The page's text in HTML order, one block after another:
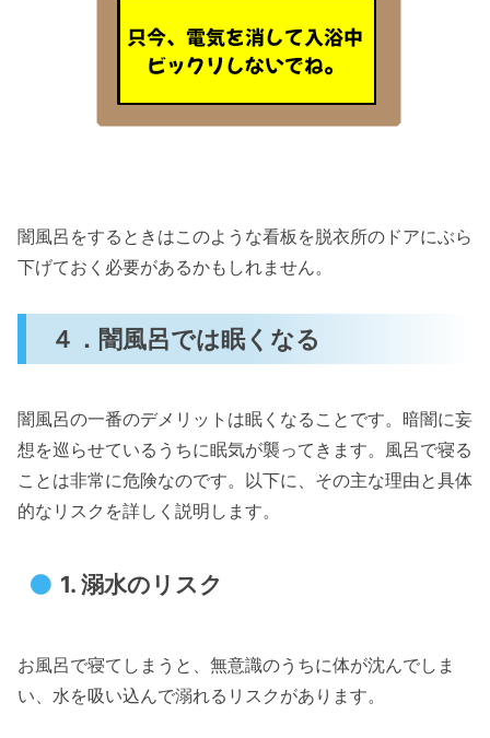
闇風呂をするときはこのような看板を脱衣所のドアにぶら
下げておく必要があるかもしれません。
４．闇風呂では眠くなる
闇風呂の一番のデメリットは眠くなることです。暗闇に妄
想を巡らせているうちに眠気が襲ってきます。風呂で寝る
ことは非常に危険なのです。以下に、その主な理由と具体
的なリスクを詳しく説明します。
1. 溺水のリスク
お風呂で寝てしまうと、無意識のうちに体が沈んでしま
い、水を吸い込んで溺れるリスクがあります。